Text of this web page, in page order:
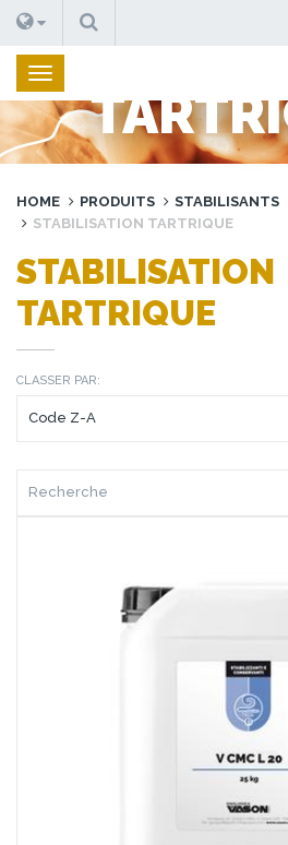
RECHERCHE
HOME PRODUITS
STABILISANTS
STABILISATION TARTRIQUE
STABILISATION
TARTRIQUE
CLASSER PAR: